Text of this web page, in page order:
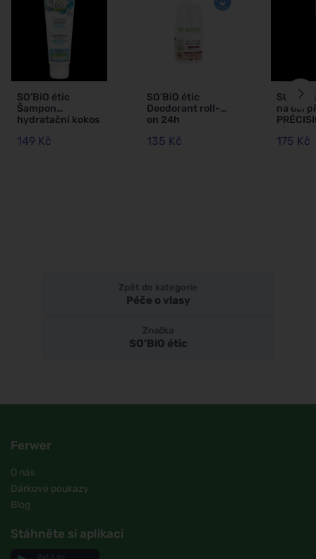
SO’BiO étic
Šampon
hydratační kokos
hyaluronová BIO
149 Kč
SO’BiO étic
Deodorant roll-
on 24h
oslím mlékem -
135 Kč
SO’BiO
na oči
g) 02
175 Kč
Zpět do kategorie
Péče o vlasy
Značka
SO’BiO étic
Ferwer
O nás
Dárkové poukazy
Blog
Stáhněte si aplikaci